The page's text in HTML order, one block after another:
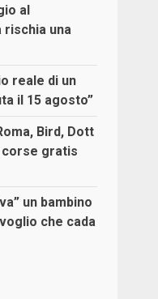
al
una
reale di un
il 15 agosto”
Bird, Dott
corse gratis
un bambino
che cada